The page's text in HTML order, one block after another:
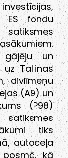
ES fondu
satiksmes
gājēju un
Tallinas
divlīmeņu
(A9) un
(P98)
satiksmes
tiks
autoceļa
posmā, kā